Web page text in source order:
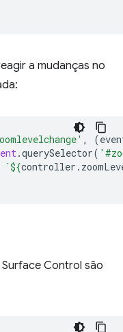
a mudanças no
, (
.querySelector(
`${controller .
Control são